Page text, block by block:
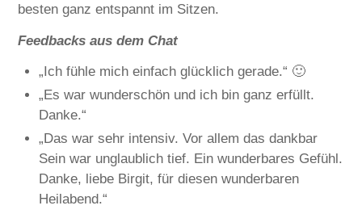
besten ganz entspannt im Sitzen.
Feedbacks aus dem Chat
„Ich fühle mich einfach glücklich gerade.“ 🙂
„Es war wunderschön und ich bin ganz erfüllt.
Danke.“
„Das war sehr intensiv. Vor allem das dankbar
Sein war unglaublich tief. Ein wunderbares Gefühl.
Danke, liebe Birgit, für diesen wunderbaren
Heilabend.“